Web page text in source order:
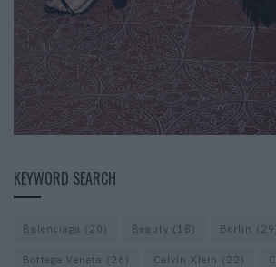
KEYWORD SEARCH
Balenciaga (20) Beauty (18) Berlin
Bottega Veneta (26) Calvin Klein (22)